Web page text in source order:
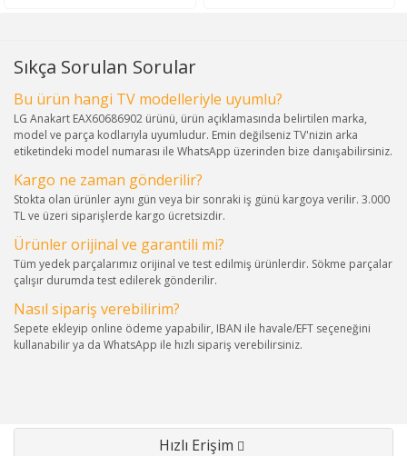
Sıkça Sorulan Sorular
Bu ürün hangi TV modelleriyle uyumlu?
LG Anakart EAX60686902 ürünü, ürün açıklamasında belirtilen marka,
model ve parça kodlarıyla uyumludur. Emin değilseniz TV'nizin arka
etiketindeki model numarası ile WhatsApp üzerinden bize danışabilirsiniz.
Kargo ne zaman gönderilir?
Stokta olan ürünler aynı gün veya bir sonraki iş günü kargoya verilir. 3.000
TL ve üzeri siparişlerde kargo ücretsizdir.
Ürünler orijinal ve garantili mi?
Tüm yedek parçalarımız orijinal ve test edilmiş ürünlerdir. Sökme parçalar
çalışır durumda test edilerek gönderilir.
Nasıl sipariş verebilirim?
Sepete ekleyip online ödeme yapabilir, IBAN ile havale/EFT seçeneğini
kullanabilir ya da WhatsApp ile hızlı sipariş verebilirsiniz.
Hızlı Erişim